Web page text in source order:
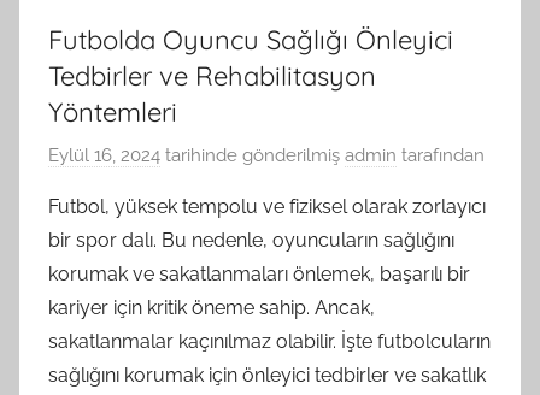
Futbolda Oyuncu Sağlığı Önleyici
Tedbirler ve Rehabilitasyon
Yöntemleri
Eylül 16, 2024 tarihinde gönderilmiş admin tarafından
Futbol, yüksek tempolu ve fiziksel olarak zorlayıcı
bir spor dalı. Bu nedenle, oyuncuların sağlığını
korumak ve sakatlanmaları önlemek, başarılı bir
kariyer için kritik öneme sahip. Ancak,
sakatlanmalar kaçınılmaz olabilir. İşte futbolcuların
sağlığını korumak için önleyici tedbirler ve sakatlık